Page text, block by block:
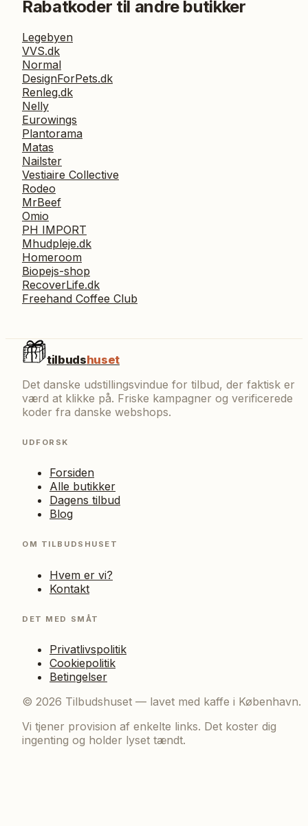
Rabatkoder til andre butikker
Legebyen
VVS.dk
Normal
DesignForPets.dk
Renleg.dk
Nelly
Eurowings
Plantorama
Matas
Nailster
Vestiaire Collective
Rodeo
MrBeef
Omio
PH IMPORT
Mhudpleje.dk
Homeroom
Biopejs-shop
RecoverLife.dk
Freehand Coffee Club
tilbudshuset
Det danske udstillingsvindue for tilbud, der faktisk er
værd at klikke på. Friske kampagner og verificerede
koder fra danske webshops.
UDFORSK
Forsiden
Alle butikker
Dagens tilbud
Blog
OM TILBUDSHUSET
Hvem er vi?
Kontakt
DET MED SMÅT
Privatlivspolitik
Cookiepolitik
Betingelser
© 2026 Tilbudshuset — lavet med kaffe i København.
Vi tjener provision af enkelte links. Det koster dig
ingenting og holder lyset tændt.